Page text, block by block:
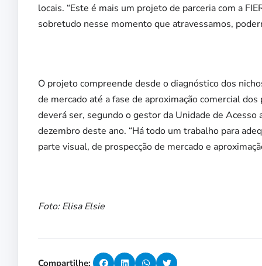
locais. “Este é mais um projeto de parceria com a
sobretudo nesse momento que atravessamos,
O projeto compreende desde o diagnóstico dos
de mercado até a fase de aproximação comercial
deverá ser, segundo o gestor da Unidade de Acesso
dezembro deste ano. “Há todo um trabalho para
parte visual, de prospecção de mercado e
Foto: Elisa Elsie
Compartilhe: